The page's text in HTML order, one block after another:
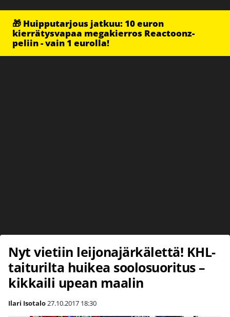
🎁 Huipputarjous jatkuu: 10 euron
kierrätysvapaa megakierros Reactoonz-
peliin - vain 1 eurolla!
Nyt vietiin leijonajärkälettä! KHL-
taiturilta huikea soolosuoritus –
kikkaili upean maalin
Ilari Isotalo27.10.2017 18:30